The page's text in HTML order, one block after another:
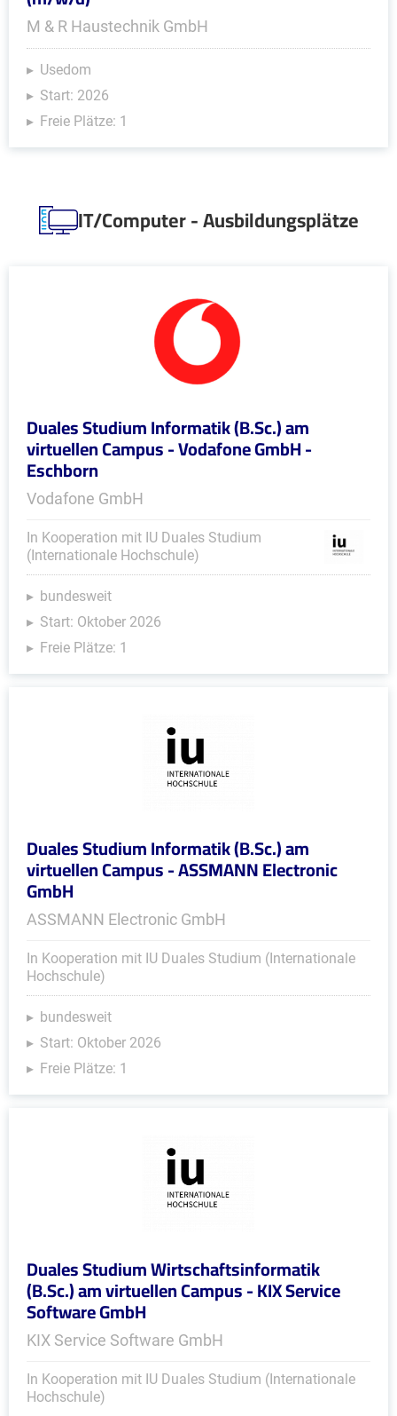
M & R Haustechnik GmbH
Usedom
Start: 2026
Freie Plätze: 1
IT/Computer - Ausbildungsplätze
Duales Studium Informatik (B.Sc.) am
virtuellen Campus - Vodafone GmbH -
Eschborn
Vodafone GmbH
In Kooperation mit IU Duales Studium
(Internationale Hochschule)
bundesweit
Start: Oktober 2026
Freie Plätze: 1
Duales Studium Informatik (B.Sc.) am
virtuellen Campus - ASSMANN Electronic
GmbH
ASSMANN Electronic GmbH
In Kooperation mit IU Duales Studium (Internationale
Hochschule)
bundesweit
Start: Oktober 2026
Freie Plätze: 1
Duales Studium Wirtschaftsinformatik
(B.Sc.) am virtuellen Campus - KIX Service
Software GmbH
KIX Service Software GmbH
In Kooperation mit IU Duales Studium (Internationale
Hochschule)